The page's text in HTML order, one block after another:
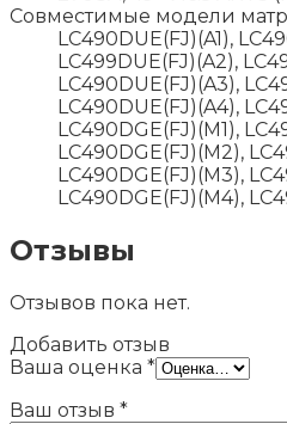
Совместимые модели
LC490DUE(FJ)(A1),
LC499DUE(FJ)(A2),
LC490DUE(FJ)(A3),
LC490DUE(FJ)(A4),
LC490DGE(FJ)(M1),
LC490DGE(FJ)(M2),
LC490DGE(FJ)(M3),
LC490DGE(FJ)(M4),
Отзывы
Отзывов пока нет.
Добавить отзыв
Ваша оценка *
Ваш отзыв *